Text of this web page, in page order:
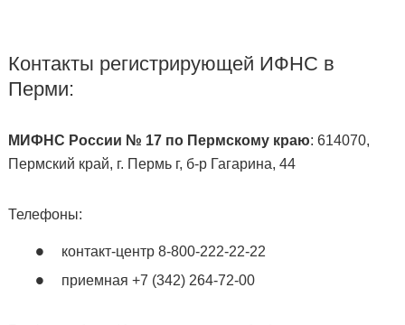
Контакты регистрирующей ИФНС в
Перми:
МИФНС России № 17 по Пермскому краю: 614070,
Пермский край, г. Пермь г, б-р Гагарина, 44
Телефоны:
контакт-центр 8-800-222-22-22
приемная +7 (342) 264-72-00